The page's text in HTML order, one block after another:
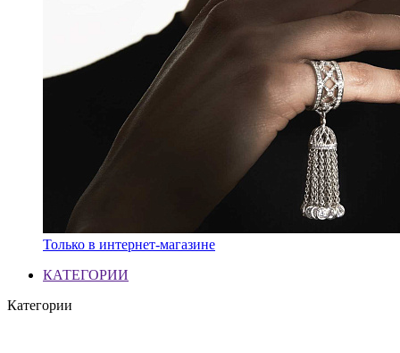
Только в интернет-магазине
КАТЕГОРИИ
Категории